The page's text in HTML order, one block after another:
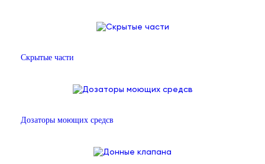
Скрытые части
Дозаторы моющих средсв